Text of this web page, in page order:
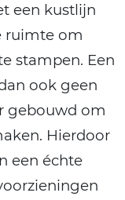
een kustlijn
ruimte om
stampen. Een
ook geen
gebouwd om
Hierdoor
een échte